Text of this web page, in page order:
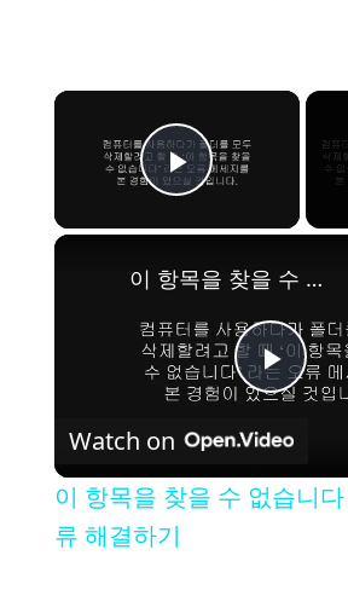
×
Play
P
이 항목을 찾을 수 없습니다 폴더 삭제 오류 해결하기
Watch on
이 항목을 찾을 수 없습니
류 해결하기